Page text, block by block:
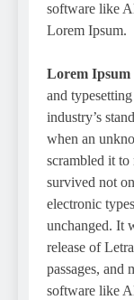
software like
Lorem Ipsum.
Lorem Ipsum
and
industry’s
when an
scrambled it to
survived not
electronic
unchanged. It
release of
passages, and
software like